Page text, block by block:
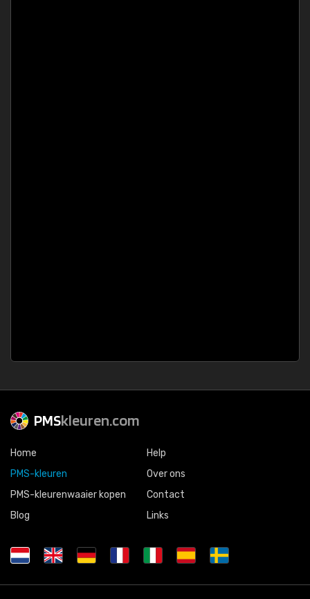
PMSkleuren.com
Home
PMS-kleuren
PMS-kleurenwaaier kopen
Blog
Help
Over ons
Contact
Links